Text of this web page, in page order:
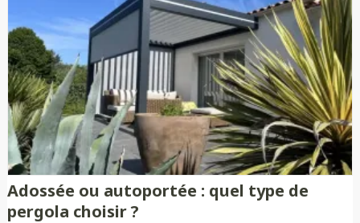
Adossée ou autoportée : quel type de
pergola choisir ?